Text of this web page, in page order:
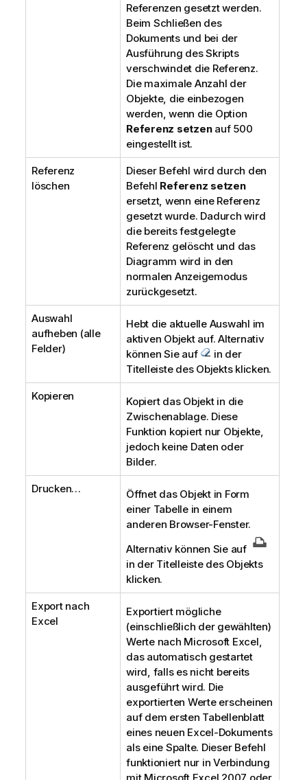
Referenzen gesetzt werden.
Beim Schließen des
Dokuments und bei der
Ausführung des Skripts
verschwindet die Referenz.
Die maximale Anzahl der
Objekte, die einbezogen
werden, wenn die Option
Referenz setzenauf 500
eingestellt ist.
Referenz
löschen
Dieser Befehl wird durch den
Befehl Referenz setzen
ersetzt, wenn eine Referenz
gesetzt wurde. Dadurch wird
die bereits festgelegte
Referenz gelöscht und das
Diagramm wird in den
normalen Anzeigemodus
zurückgesetzt.
Auswahl
aufheben (alle
Felder)
Hebt die aktuelle Auswahl im
aktiven Objekt auf. Alternativ
können Sie auf
in der
Titelleiste des Objekts klicken.
Kopieren
Kopiert das Objekt in die
Zwischenablage. Diese
Funktion kopiert nur Objekte,
jedoch keine Daten oder
Bilder.
Drucken…
Öffnet das Objekt in Form
einer Tabelle in einem
anderen Browser-Fenster.
Alternativ können Sie auf
in der Titelleiste des Objekts
klicken.
Export nach
Excel
Exportiert mögliche
(einschließlich der gewählten)
Werte nach Microsoft Excel,
das automatisch gestartet
wird, falls es nicht bereits
ausgeführt wird. Die
exportierten Werte erscheinen
auf dem ersten Tabellenblatt
eines neuen Excel-Dokuments
als eine Spalte. Dieser Befehl
funktioniert nur in Verbindung
mit Microsoft Excel 2007 oder